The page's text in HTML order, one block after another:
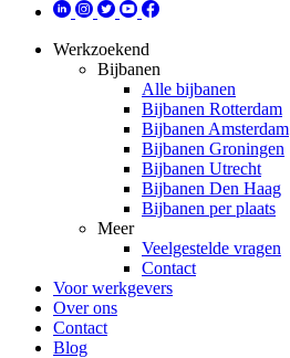
Werkzoekend
Bijbanen
Alle bijbanen
Bijbanen Rotterdam
Bijbanen Amsterdam
Bijbanen Groningen
Bijbanen Utrecht
Bijbanen Den Haag
Bijbanen per plaats
Meer
Veelgestelde vragen
Contact
Voor werkgevers
Over ons
Contact
Blog